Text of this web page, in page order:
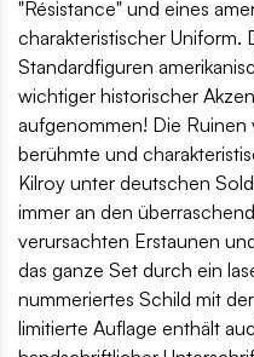
"Résistance" und eines
charakteristischer Uniform.
Standardfiguren
wichtiger historischer
aufgenommen! Die
berühmte und
Kilroy unter deutschen
immer an den
verursachten Erstaunen
das ganze Set durch ein
nummeriertes Schild mit
limitierte Auflage enthält